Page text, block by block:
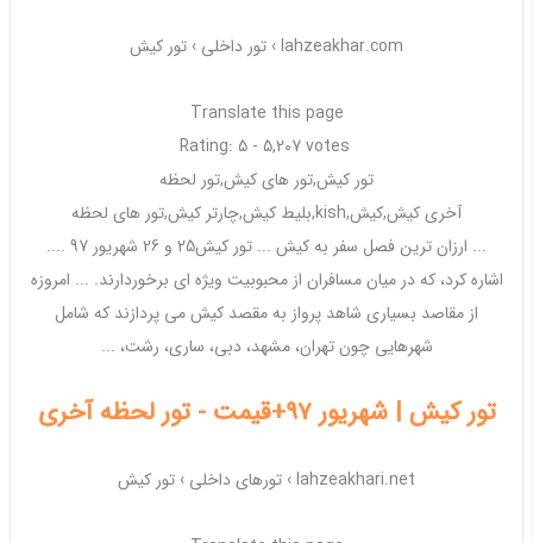
lahzeakhar.com › تور داخلی › تور کیش
Translate this page
تور کیش,تور هایکیش,تور لحظه
آخریکیش,کیش,
kish,بلیط کیش,چارتر کیش,تور های لحظه
... ارزانترین فصل سفر به کیش ... تور کیش25 و 26 شهریور 97
....
اشاره کرد، که در میان مسافران از محبوبیت ویژه ای برخوردارند. ... امروزه
از مقاصد بسیاری شاهد پرواز به مقصد کیشمی پردازند که شامل
شهرهایی چونتهران، مشهد، دبی، ساری، رشت، ...
تور کیش | شهریور 97+قیمت - تور لحظه آخری
lahzeakhari.net › تورهای داخلی › تور کیش